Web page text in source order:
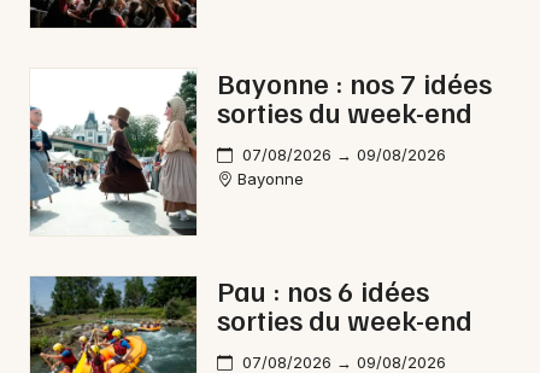
Bayonne : nos 7 idées
sorties du week-end
07/08/2026 → 09/08/2026
Bayonne
Pau : nos 6 idées
sorties du week-end
07/08/2026 → 09/08/2026